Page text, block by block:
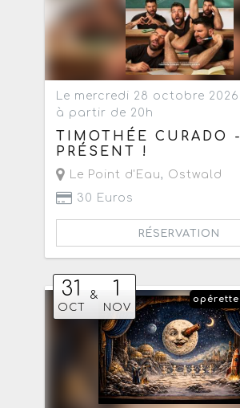
Le mercredi 28 octobre 2026
à partir de 20h
TIMOTHÉE CURADO -
PRÉSENT !
Le Point d'Eau, Ostwald
30 Euros
RÉSERVATION
31
OCT
& 1
NOV
opérette